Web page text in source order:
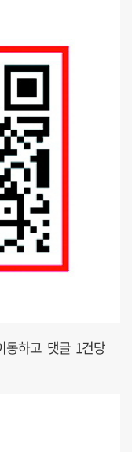
동하고 댓글 1건당